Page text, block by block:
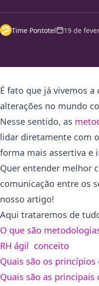
Time Pontotel 19 de
É fato que já vivemos
alterações no mundo
Nesse sentido, as
lidar diretamente com
forma mais assertiva e
Quer entender melhor
comunicação entre os
nosso artigo!
Aqui trataremos de
O que são
RH ágil conceito
Quais são os princípios
Quais são as principais